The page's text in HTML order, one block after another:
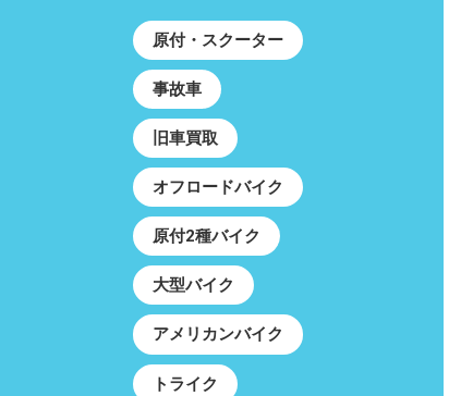
原付・スクーター
事故車
旧車買取
オフロードバイク
原付2種バイク
大型バイク
アメリカンバイク
トライク